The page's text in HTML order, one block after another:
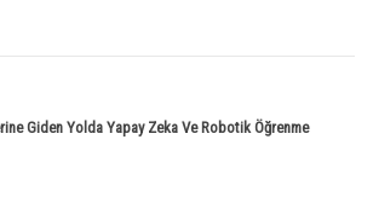
Giden Yolda Yapay Zeka Ve Robotik Öğrenme